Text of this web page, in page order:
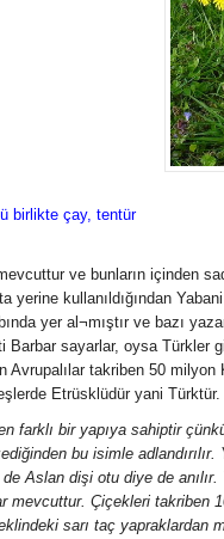
birlikte çay, tentür
ve bunların içinden
kullanıldığından
yer al¬mıştır ve bazı
Barbar sayarlar, oysa Türkler
takriben 50
Etrüsklüdür yani Türktür.
farklı bir yapıya sahiptir
bu isimle adlandırılır.
Aslan dişi otu diye de
Çiçekleri takriben
sarı taç yapraklardan